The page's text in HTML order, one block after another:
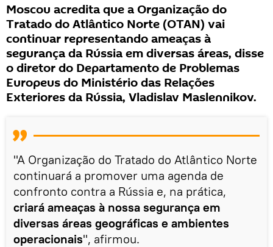
Moscou acredita que a Organização do
Tratado do Atlântico Norte (OTAN) vai
continuar representando ameaças à
segurança da Rússia em diversas áreas, disse
o diretor do Departamento de Problemas
Europeus do Ministério das Relações
Exteriores da Rússia, Vladislav Maslennikov.
"A Organização do Tratado do Atlântico Norte
continuará a promover uma agenda de
confronto contra a Rússia e, na prática,
criará ameaças à nossa segurança em
diversas áreas geográficas e ambientes
operacionais", afirmou.